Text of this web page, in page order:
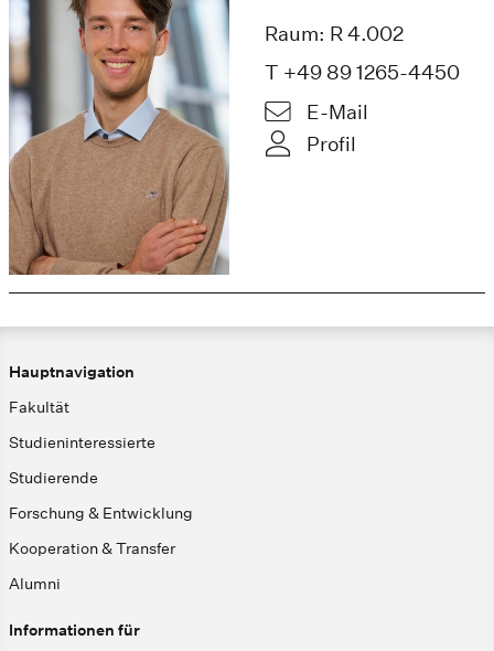
Raum: R 4.002
T +49 89 1265-4450
E-Mail
Profil
Hauptnavigation
Fakultät
Studieninteressierte
Studierende
Forschung & Entwicklung
Kooperation & Transfer
Alumni
Informationen für